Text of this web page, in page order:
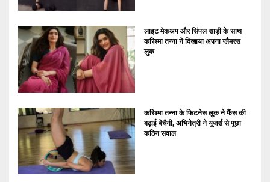
लाइट मेकअप और सिंपल साड़ी के साथ
करिश्मा तन्ना ने दिखाया अपना ग्लैमरस
लुक
करिश्मा तन्ना के फिटनेस लुक ने फैंस की
बढ़ाई बेचैनी, अभिनेत्री ने यूजर्स से पूछा
कठिन सवाल